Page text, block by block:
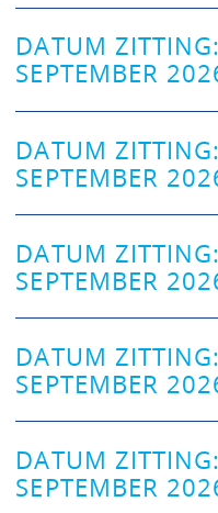
DATUM
SEPTEMBER
DATUM
SEPTEMBER
DATUM
SEPTEMBER
DATUM
SEPTEMBER
DATUM
SEPTEMBER